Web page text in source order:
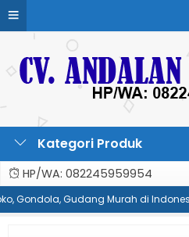
Kategori Produk
HP/WA: 082245959954
Gondola, Gudang Murah di